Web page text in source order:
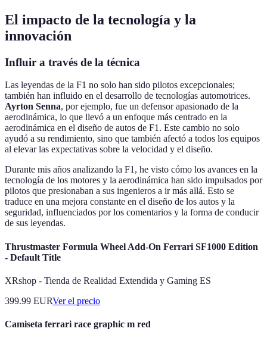
El impacto de la tecnología y la
innovación
Influir a través de la técnica
Las leyendas de la F1 no solo han sido pilotos excepcionales;
también han influido en el desarrollo de tecnologías automotrices.
Ayrton Senna, por ejemplo, fue un defensor apasionado de la
aerodinámica, lo que llevó a un enfoque más centrado en la
aerodinámica en el diseño de autos de F1. Este cambio no solo
ayudó a su rendimiento, sino que también afectó a todos los equipos
al elevar las expectativas sobre la velocidad y el diseño.
Durante mis años analizando la F1, he visto cómo los avances en la
tecnología de los motores y la aerodinámica han sido impulsados por
pilotos que presionaban a sus ingenieros a ir más allá. Esto se
traduce en una mejora constante en el diseño de los autos y la
seguridad, influenciados por los comentarios y la forma de conducir
de sus leyendas.
Thrustmaster Formula Wheel Add-On Ferrari SF1000 Edition
- Default Title
XRshop - Tienda de Realidad Extendida y Gaming ES
399.99 EURVer el precio
Camiseta ferrari race graphic m red